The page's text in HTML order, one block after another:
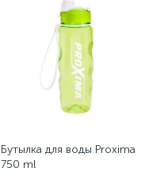
Бутылка для воды Proxima
750 ml